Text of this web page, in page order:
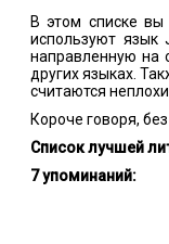
В этом списке вы
используют язык
направленную на
других языках.
считаются
Короче говоря,
Список лучшей
7 упоминаний: